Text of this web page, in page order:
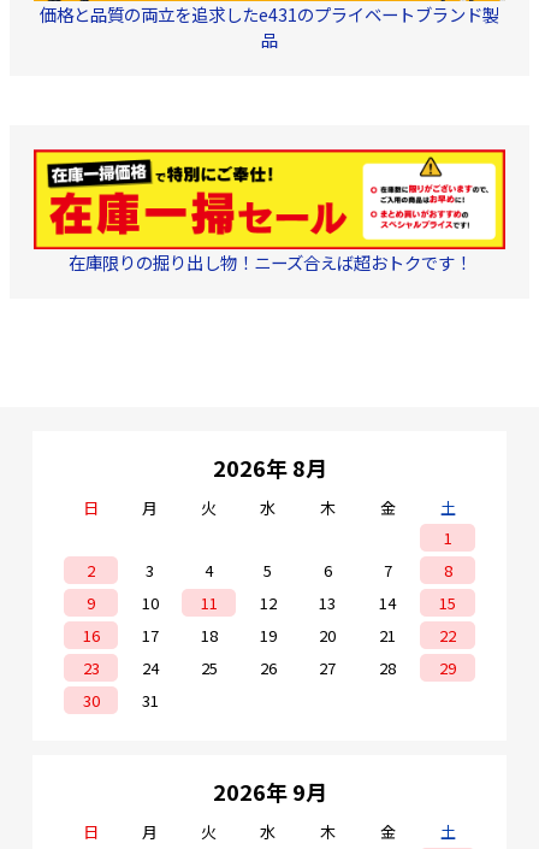
価格と品質の両立を追求したe431のプライベートブランド製
品
在庫限りの掘り出し物！ニーズ合えば超おトクです！
2026年 8月
日 月 火 水 木 金
土
1
2
3 4 5 6 7
8
9
10 11 12 13 14
15
16
17 18 19 20 21
22
23
24 25 26 27 28
29
30
31
2026年 9月
日 月 火 水 木 金
土